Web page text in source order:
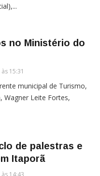
no Ministério do
15:31
municipal de Turismo,
Wagner Leite Fortes,
de palestras e
Itaporã